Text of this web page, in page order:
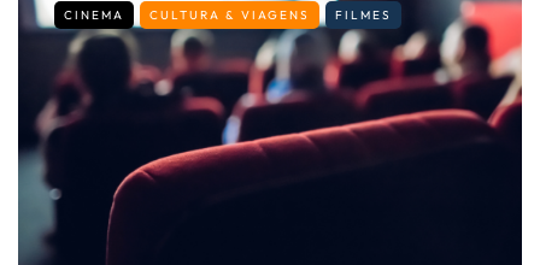
CINEMA CULTURA & VIAGENS FILMES